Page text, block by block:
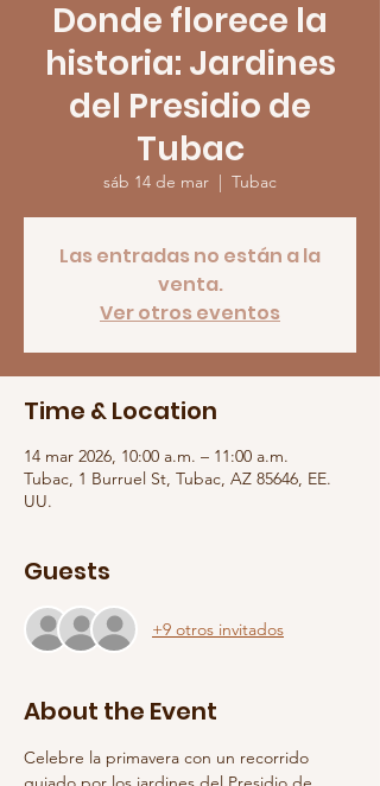
Donde florece la
historia: Jardines
del Presidio de
Tubac
sáb 14 de mar
  |
Tubac
Las entradas no están a la
venta.
Ver otros eventos
Time & Location
14 mar 2026, 10:00 a.m. – 11:00 a.m.
Tubac, 1 Burruel St, Tubac, AZ 85646, EE.
UU.
Guests
+9 otros invitados
About the Event
Celebre la primavera con un recorrido